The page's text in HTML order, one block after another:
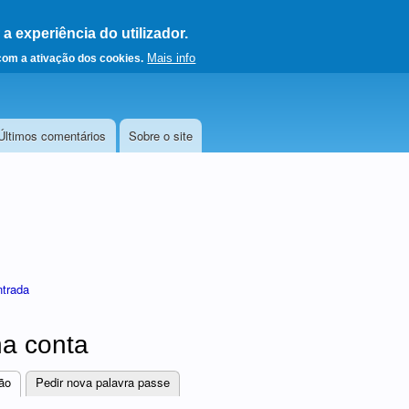
experiência do utilizador.
a ativação dos cookies. Mais info
página principal
comentários Sobre o site
conta
(separador ativo)
Pedir nova palavra passe